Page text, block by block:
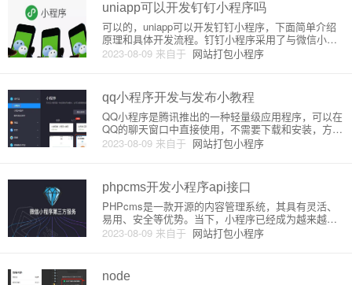
uniapp可以开发钉钉小程序吗
2023-08-09 来自于 网站打包小程序
可以的，uniapp可以开发钉钉小程序，下面简单介绍
原理和具体开发流程。钉钉小程序采用了与微信小程
序相同的技术框架，使用JavaScript、WXML和WXS
S进行开发。不同之处在于，钉钉小程序的开发需要使
qq小程序开发与发布小教程
2023-08-09 来自于 网站打包小程序
QQ小程序是腾讯推出的一种轻量级应用程序，可以在
QQ的聊天窗口中直接使用，不需要下载和安装，方便
快捷。QQ小程序支持多种应用场景，例如小游戏、实
时公告、直播间等等，成为了互联网领域的重要一
一、QQ小程序开发1
phpcms开发小程序api接口
2023-08-09 来自于 网站打包小程序
PHPcms是一款开源的内容管理系统，其具有灵活、
易用、安全等优势。当下，小程序已经成为越来越受
欢迎的一种应用形式。因此，本文将介绍如何基于PH
Pcms来开发小程序API接口。1. 了解开发小程序接口
数据的
node